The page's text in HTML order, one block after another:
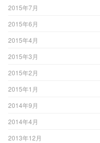
2015年7月
2015年6月
2015年4月
2015年3月
2015年2月
2015年1月
2014年9月
2014年4月
2013年12月